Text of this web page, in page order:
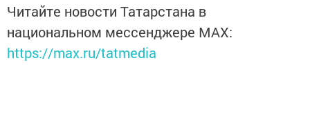
Читайте новости Татарстана в
национальном мессенджере MАХ:
https://max.ru/tatmedia